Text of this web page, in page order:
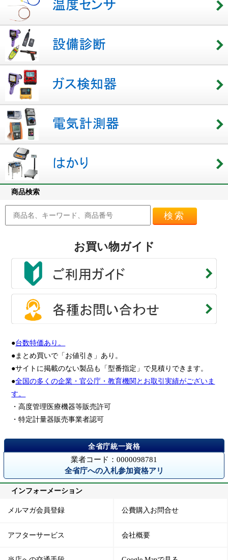
商品検索
検索
お買い物ガイド
●台数特価あり。
●まとめ買いで「お値引き」あり。
●サイトに掲載のない製品も「型番指定」で見積りできます。
●全国の多くの企業・官公庁・教育機関とお取引実績がございま
す。
・高度管理医療機器等販売許可
・特定計量器販売事業者認可
業者コード：0000098781
全省庁への入札参加資格アリ
インフォーメーション
メルマガ会員登録 公費購入お問合せ
アフターサービス 会社概要